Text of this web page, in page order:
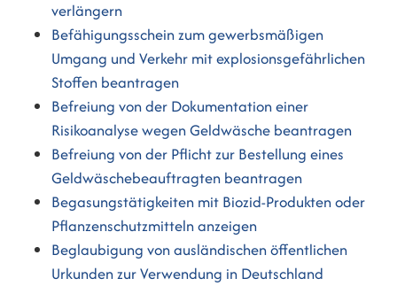
verlängern
Befähigungsschein zum gewerbsmäßigen
Umgang und Verkehr mit explosionsgefährlichen
Stoffen beantragen
Befreiung von der Dokumentation einer
Risikoanalyse wegen Geldwäsche beantragen
Befreiung von der Pflicht zur Bestellung eines
Geldwäschebeauftragten beantragen
Begasungstätigkeiten mit Biozid-Produkten oder
Pflanzenschutzmitteln anzeigen
Beglaubigung von ausländischen öffentlichen
Urkunden zur Verwendung in Deutschland